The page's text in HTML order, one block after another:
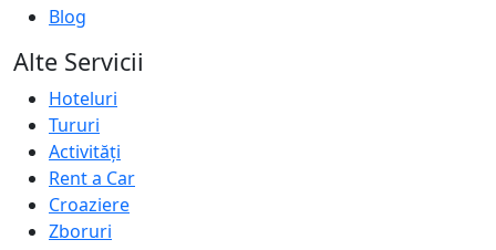
Blog
Alte Servicii
Hoteluri
Tururi
Activități
Rent a Car
Croaziere
Zboruri